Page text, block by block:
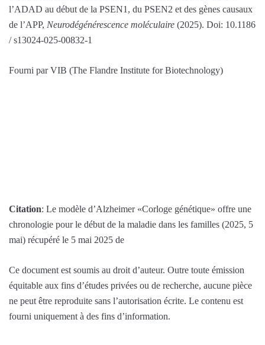
l’ADAD au début de la PSEN1, du PSEN2 et des gènes causaux
de l’APP, Neurodégénérescence moléculaire (2025). Doi: 10.1186
/ s13024-025-00832-1
Fourni par VIB (The Flandre Institute for Biotechnology)
Citation: Le modèle d’Alzheimer «Corloge génétique» offre une
chronologie pour le début de la maladie dans les familles (2025, 5
mai) récupéré le 5 mai 2025 de
Ce document est soumis au droit d’auteur. Outre toute émission
équitable aux fins d’études privées ou de recherche, aucune pièce
ne peut être reproduite sans l’autorisation écrite. Le contenu est
fourni uniquement à des fins d’information.